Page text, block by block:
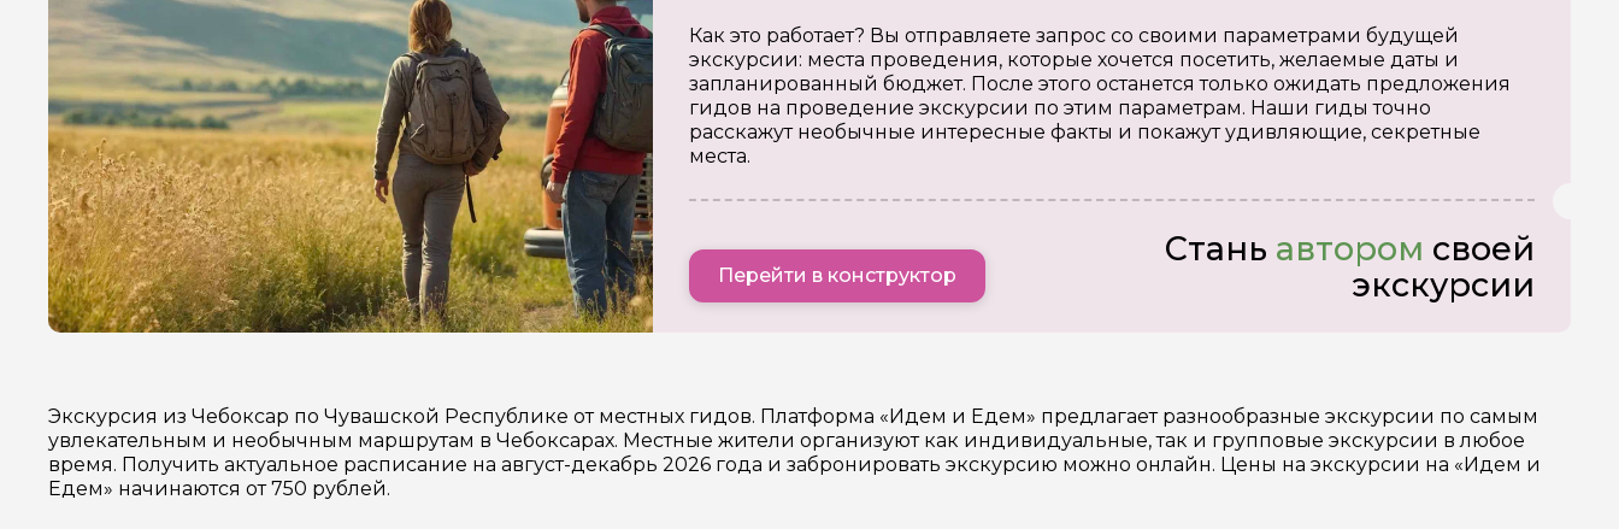
Как это работает? Вы отправляете запрос со своими параметрами будущей
экскурсии: места проведения, которые хочется посетить, желаемые даты и
запланированный бюджет. После этого останется только ожидать предложения
гидов на проведение экскурсии по этим параметрам. Наши гиды точно
расскажут необычные интересные факты и покажут удивляющие, секретные
места.
Перейти в конструктор
Стань автором своей
экскурсии
Экскурсия из Чебоксар по Чувашской Республике от местных гидов. Платформа «Идем и Едем» предлагает разнообразные экскурсии по самым
увлекательным и необычным маршрутам в Чебоксарах. Местные жители организуют как индивидуальные, так и групповые экскурсии в любое
время. Получить актуальное расписание на август-декабрь 2026 года и забронировать экскурсию можно онлайн. Цены на экскурсии на «Идем и
Едем» начинаются от 750 рублей.